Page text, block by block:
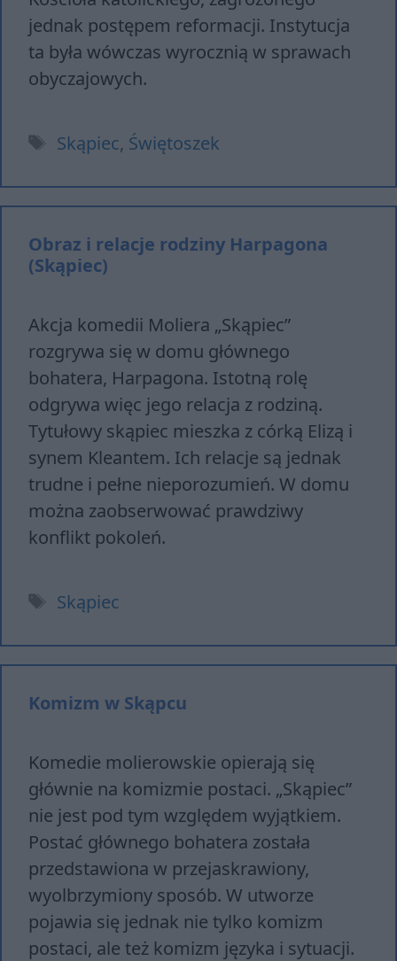
jednak postępem reformacji. Instytucja
ta była wówczas wyrocznią w sprawach
obyczajowych.
Tagi
Skąpiec, Świętoszek
Obraz i relacje rodziny Harpagona
(Skąpiec)
Akcja komedii Moliera „Skąpiec”
rozgrywa się w domu głównego
bohatera, Harpagona. Istotną rolę
odgrywa więc jego relacja z rodziną.
Tytułowy skąpiec mieszka z córką Elizą i
synem Kleantem. Ich relacje są jednak
trudne i pełne nieporozumień. W domu
można zaobserwować prawdziwy
konflikt pokoleń.
Tagi
Skąpiec
Komizm w Skąpcu
Komedie molierowskie opierają się
głównie na komizmie postaci. „Skąpiec”
nie jest pod tym względem wyjątkiem.
Postać głównego bohatera została
przedstawiona w przejaskrawiony,
wyolbrzymiony sposób. W utworze
pojawia się jednak nie tylko komizm
postaci, ale też komizm języka i sytuacji.